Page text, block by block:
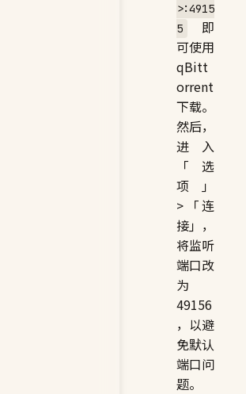
>:4915
5
即
可使用
qBitt
orrent
下载。
然后，
进入
「选
项」
>「连
接」，
将监听
端口改
为
49156
，以避
免默认
端口问
题。